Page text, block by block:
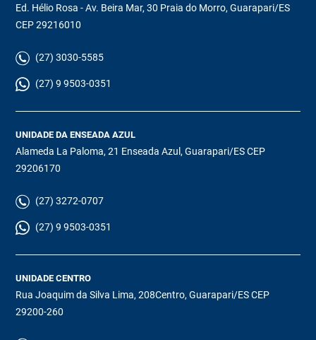
Ed. Hélio Rosa - Av. Beira Mar, 30 Praia do Morro, Guarapari/ES
CEP 29216010
(27) 3030-5585
(27) 9 9503-0351
UNIDADE DA ENSEADA AZUL
Alameda La Paloma, 21 Enseada Azul, Guarapari/ES CEP
29206170
(27) 3272-0707
(27) 9 9503-0351
UNIDADE CENTRO
Rua Joaquim da Silva Lima, 208Centro, Guarapari/ES CEP
29200-260